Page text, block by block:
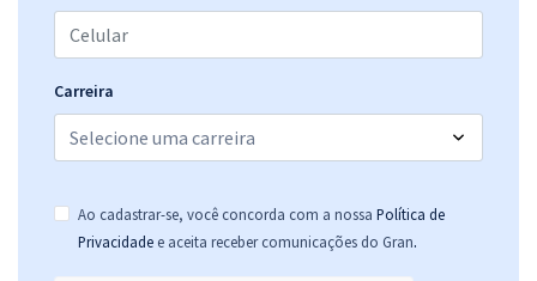
Carreira
Ao cadastrar-se, você concorda com a nossa Política de
Privacidade e aceita receber comunicações do Gran.